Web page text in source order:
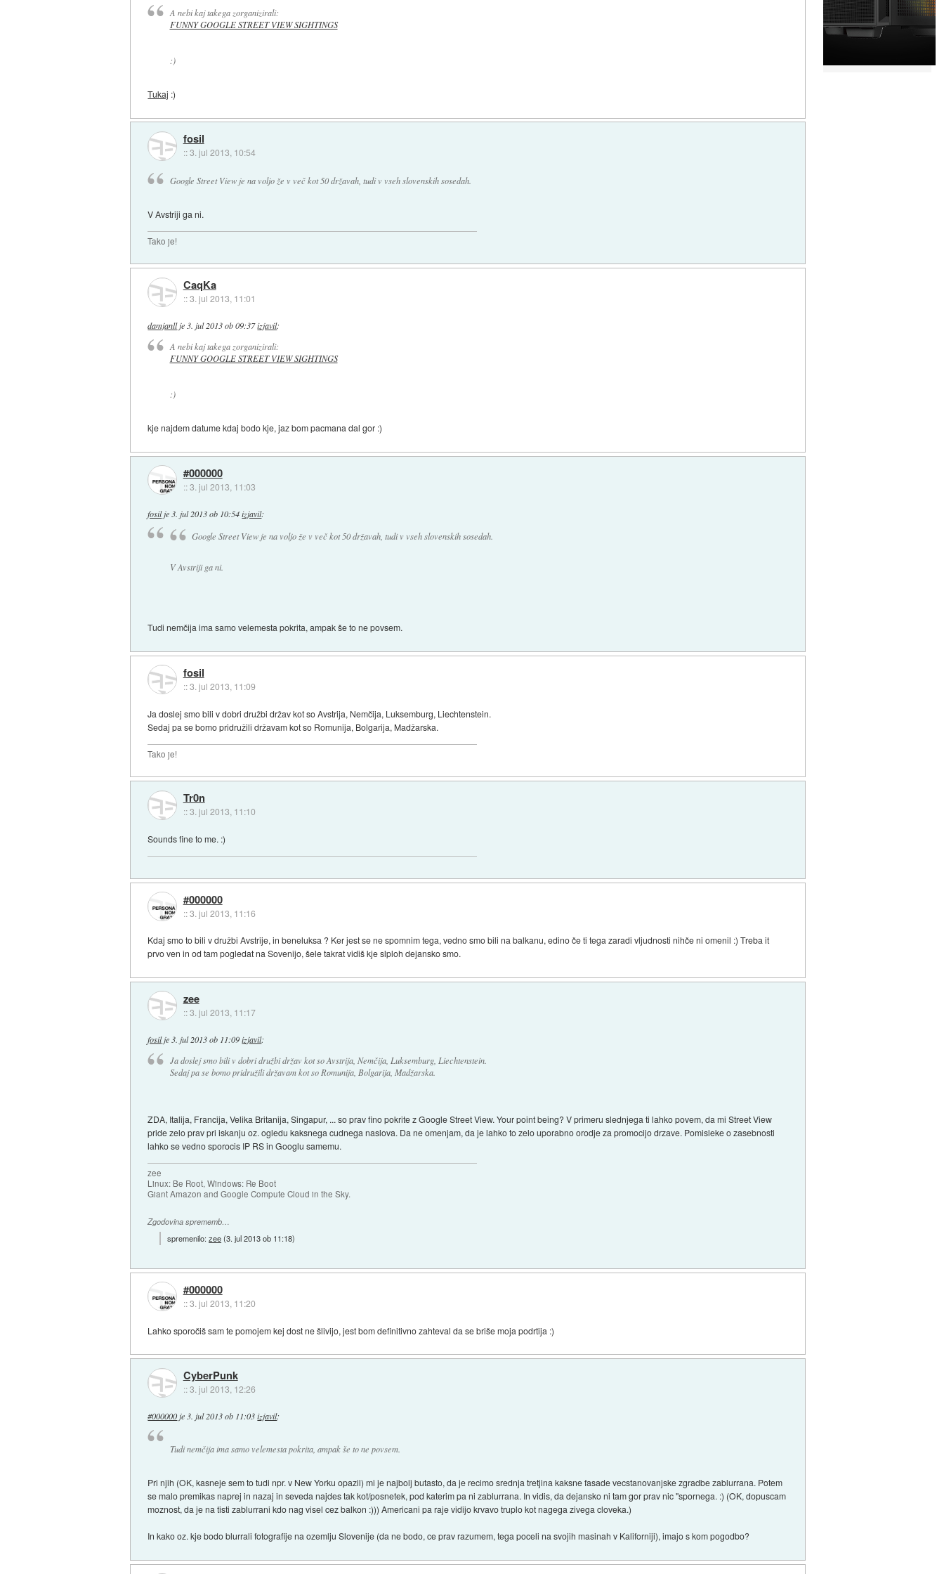
A nebi kaj takega zorganizirali:
FUNNY GOOGLE STREET VIEW SIGHTINGS
:)
Tukaj :)
fosil
::3. jul 2013, 10:54
Google Street View je na voljo že v več kot 50 državah, tudi v vseh slovenskih sosedah.
V Avstriji ga ni.
Tako je!
CaqKa
::3. jul 2013, 11:01
damjanllje 3. jul 2013 ob 09:37izjavil:
A nebi kaj takega zorganizirali:
FUNNY GOOGLE STREET VIEW SIGHTINGS
:)
kje najdem datume kdaj bodo kje, jaz bom pacmana dal gor :)
#000000
::3. jul 2013, 11:03
fosilje 3. jul 2013 ob 10:54 izjavil:
Google Street View je na voljo že v več kot 50 državah, tudi v vseh slovenskih sosedah.
V Avstriji ga ni.
Tudi nemčija ima samo velemesta pokrita, ampak še to ne povsem.
fosil
::3. jul 2013, 11:09
Ja doslej smo bili v dobri družbi držav kot so Avstrija, Nemčija, Luksemburg, Liechtenstein.
Sedaj pa se bomo pridružili državam kot so Romunija, Bolgarija, Madžarska.
Tako je!
Tr0n
::3. jul 2013, 11:10
Sounds fine to me. :)
#000000
::3. jul 2013, 11:16
Kdaj smo to bili v družbi Avstrije, in beneluksa ? Ker jest se ne spomnim tega, vedno smo bili na balkanu, edino če ti tega zaradi vljudnosti nihče ni omenil :) Treba it
prvo ven in od tam pogledat na Sovenijo, šele takrat vidiš kje slploh dejansko smo.
zee
::3. jul 2013, 11:17
fosilje 3. jul 2013 ob 11:09 izjavil:
Ja doslej smo bili v dobri družbi držav kot so Avstrija, Nemčija, Luksemburg, Liechtenstein.
Sedaj pa se bomo pridružili državam kot so Romunija, Bolgarija, Madžarska.
ZDA, Italija, Francija, Velika Britanija, Singapur, ... so prav fino pokrite z Google Street View. Your point being? V primeru slednjega ti lahko povem, da mi Street View
pride zelo prav pri iskanju oz. ogledu kaksnega cudnega naslova. Da ne omenjam, da je lahko to zelo uporabno orodje za promocijo drzave. Pomisleke o zasebnosti
lahko se vedno sporocis IP RS in Googlu samemu.
zee
Linux: Be Root, Windows: Re Boot
Giant Amazon and Google Compute Cloud in the Sky.
Zgodovina sprememb…
spremenilo:zee(3. jul 2013 ob 11:18)
#000000
::3. jul 2013, 11:20
Lahko sporočiš sam te pomojem kej dost ne šlivijo, jest bom definitivno zahteval da se briše moja podrtija :)
CyberPunk
::3. jul 2013, 12:26
#000000 je 3. jul 2013 ob 11:03 izjavil:
Tudi nemčija ima samo velemesta pokrita, ampak še to ne povsem.
Pri njih (OK, kasneje sem to tudi npr. v New Yorku opazil) mi je najbolj butasto, da je recimo srednja tretjina kaksne fasade vecstanovanjske zgradbe zablurrana. Potem
se malo premikas naprej in nazaj in seveda najdes tak kot/posnetek, pod katerim pa ni zablurrana. In vidis, da dejansko ni tam gor prav nic "spornega. :) (OK, dopuscam
moznost, da je na tisti zablurrani kdo nag visel cez balkon :))) Americani pa raje vidijo krvavo truplo kot nagega zivega cloveka.)
In kako oz. kje bodo blurrali fotografije na ozemlju Slovenije (da ne bodo, ce prav razumem, tega poceli na svojih masinah v Kaliforniji), imajo s kom pogodbo?